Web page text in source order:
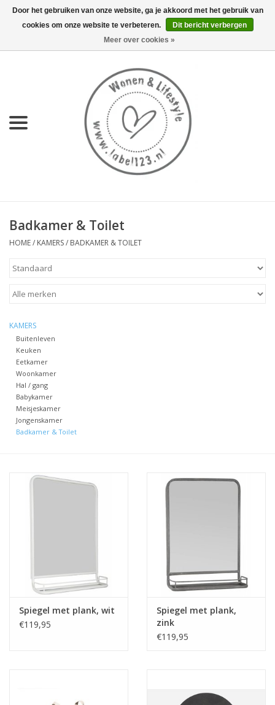
0 Artikelen - €0,00
KEUKEN
LIFESTYLE
MEUBELS
STATIONARY
OUTDOOR
SALE
KAMERS
ALGEMEEN
Merken
Badkamer & Toilet
HOME/ KAMERS/ BADKAMER & TOILET
KAMERS
Buitenleven
Keuken
Eetkamer
Woonkamer
Hal / gang
Babykamer
Meisjeskamer
Jongenskamer
Badkamer & Toilet
Spiegel met plank, wit
€119,95
Spiegel met plank,
zink
€119,95
Door het gebruiken van onze website, ga je akkoord met het gebruik van
cookies om onze website te verbeteren.
Dit bericht verbergen
Meer over cookies »